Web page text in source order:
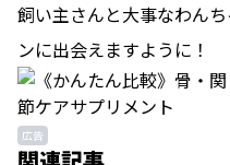
飼い主さんと大事なわん
ンに出会えますように！
広告